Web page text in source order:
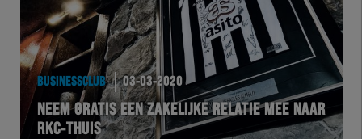
BUSINESSCLUB 03-03-2020
NEEM GRATIS EEN ZAKELIJKE RELATIE MEE NAAR
RKC-THUIS